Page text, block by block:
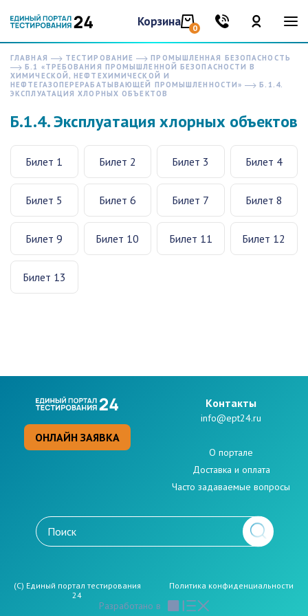
Корзина 0
ГЛАВНАЯ ТЕСТИРОВАНИЕ
ПРОМЫШЛЕННАЯ БЕЗОПАСНОСТЬ
Б.1 «ТРЕБОВАНИЯ ПРОМЫШЛЕННОЙ БЕЗОПАСНОСТИ В
ХИМИЧЕСКОЙ, НЕФТЕХИМИЧЕСКОЙ И
НЕФТЕГАЗОПЕРЕРАБАТЫВАЮЩЕЙ ПРОМЫШЛЕННОСТИ»
Б.1.4.
ЭКСПЛУАТАЦИЯ ХЛОРНЫХ ОБЪЕКТОВ
Б.1.4. Эксплуатация хлорных объектов
Билет 1 Билет 2 Билет 3 Билет 4
Билет 5 Билет 6 Билет 7 Билет 8
Билет 9 Билет 10 Билет 11 Билет 12
Билет 13
ОНЛАЙН ЗАЯВКА
Kонтакты
info@ept24.ru
О портале
Доставка и оплата
Часто задаваемые вопросы
(C) Единый портал тестирования
24
Политикa конфиденциальности
Разработано в